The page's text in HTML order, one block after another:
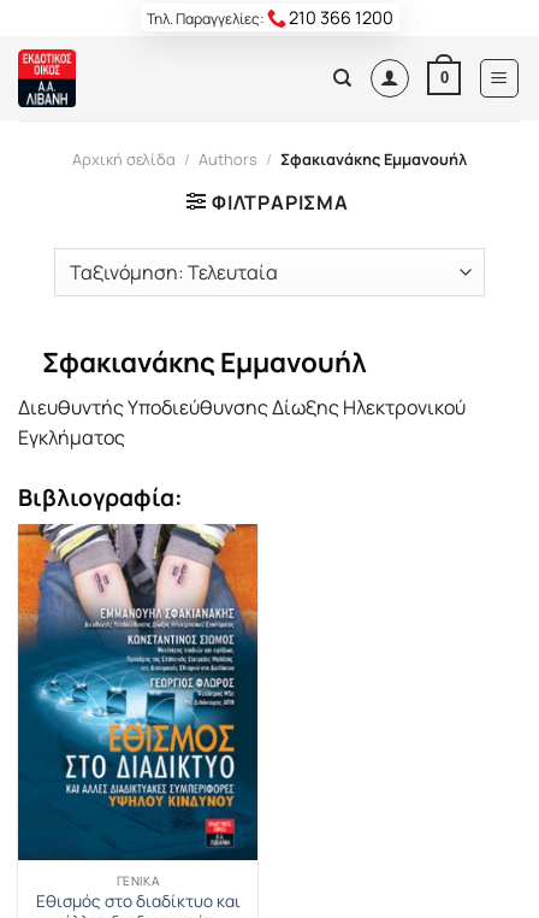
content
Τηλ. Παραγγελίες: 210 366 1200
0
Αρχική σελίδα / Authors / Σφακιανάκης Εμμανουήλ
ΦΙΛΤΡΆΡΙΣΜΑ
Σφακιανάκης Εμμανουήλ
Διευθυντής Υποδιεύθυνσης Δίωξης Ηλεκτρονικού
Εγκλήματος
Βιβλιογραφία:
ΓΕΝΙΚΆ
Εθισμός στο διαδίκτυο και